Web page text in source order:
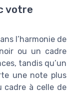
votre
l’harmonie de
ou un cadre
tandis qu’un
une note plus
cadre à celle de